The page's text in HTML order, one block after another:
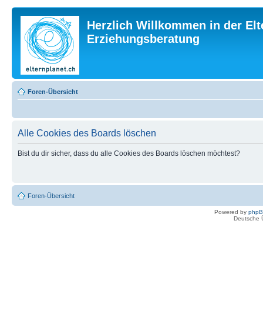
Herzlich Willkommen in der
Erziehungsberatung
Foren-Übersicht
Alle Cookies des Boards löschen
Bist du dir sicher, dass du alle Cookies des Boards löschen möchtest?
Foren-Übersicht
Powered by
Deutsche